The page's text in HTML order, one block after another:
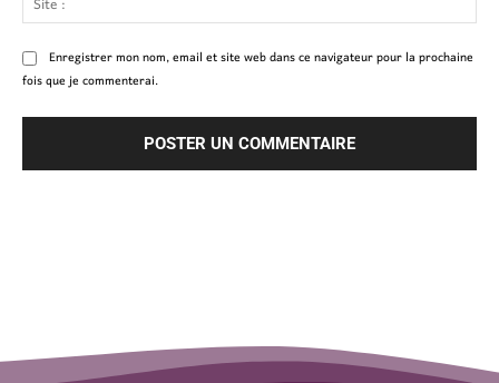
:
Enregistrer mon nom, email et site web dans ce navigateur pour la prochaine
fois que je commenterai.